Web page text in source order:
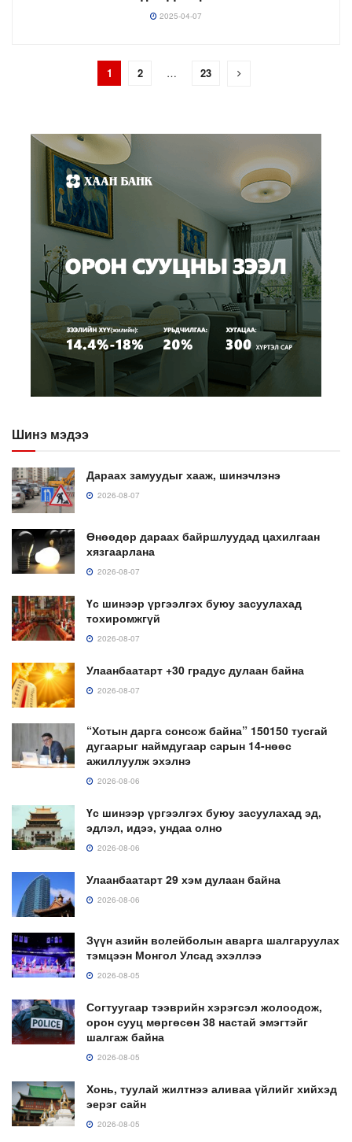
2025-04-07
1 2 … 23
Шинэ мэдээ
Дараах замуудыг хааж, шинэчлэнэ
2026-08-07
Өнөөдөр дараах байршлуудад цахилгаан
хязгаарлана
2026-08-07
Үс шинээр үргээлгэх буюу засуулахад
тохиромжгүй
2026-08-07
Улаанбаатарт +30 градус дулаан байна
2026-08-07
“Хотын дарга сонсож байна” 150150 тусгай
дугаарыг наймдугаар сарын 14-нөөс
ажиллуулж эхэлнэ
2026-08-06
Үс шинээр үргээлгэх буюу засуулахад эд,
эдлэл, идээ, ундаа олно
2026-08-06
Улаанбаатарт 29 хэм дулаан байна
2026-08-06
Зүүн азийн волейболын аварга шалгаруулах
тэмцээн Монгол Улсад эхэллээ
2026-08-05
Согтуугаар тээврийн хэрэгсэл жолоодож,
орон сууц мөргөсөн 38 настай эмэгтэйг
шалгаж байна
2026-08-05
Хонь, туулай жилтнээ аливаа үйлийг хийхэд
эерэг сайн
2026-08-05